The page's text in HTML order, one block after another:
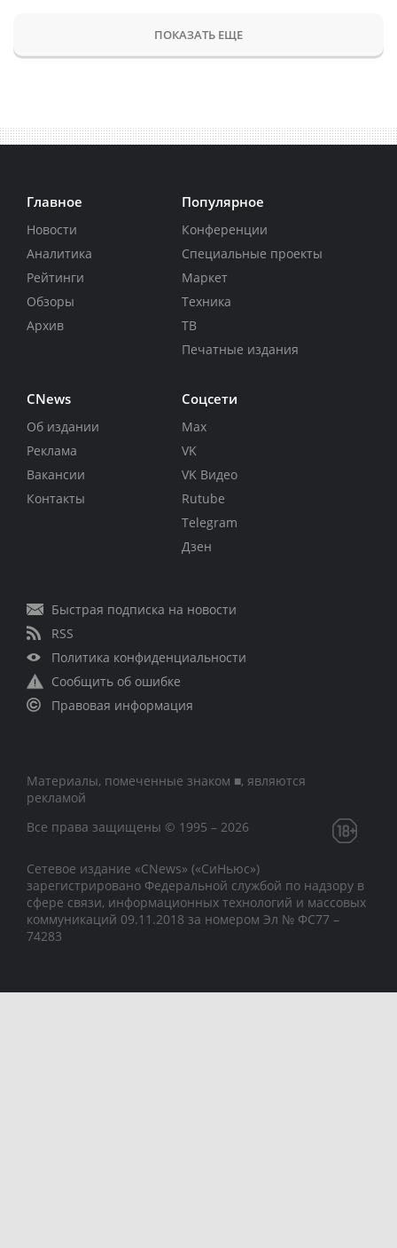
ПОКАЗАТЬ ЕЩЕ
Главное
Новости
Аналитика
Рейтинги
Обзоры
Архив
Популярное
Конференции
Специальные проекты
Маркет
Техника
ТВ
Печатные издания
CNews
Об издании
Реклама
Вакансии
Контакты
Соцсети
Max
VK
VK Видео
Rutube
Telegram
Дзен
Быстрая подписка на новости
RSS
Политика конфиденциальности
Сообщить об ошибке
Правовая информация
Материалы, помеченные знаком ■, являются
рекламой
Все права защищены © 1995 – 2026
Сетевое издание «CNews» («СиНьюс»)
зарегистрировано Федеральной службой по надзору в
сфере связи, информационных технологий и массовых
коммуникаций 09.11.2018 за номером Эл № ФС77 –
74283